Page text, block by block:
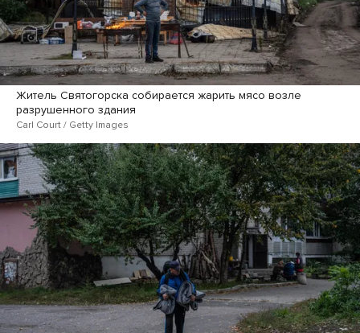
Житель Святогорска собирается жарить мясо возле
разрушенного здания
Carl Court / Getty Images